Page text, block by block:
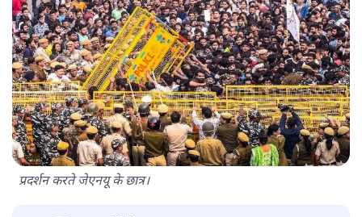
प्रदर्शन करते जेएनयू के छात्र।